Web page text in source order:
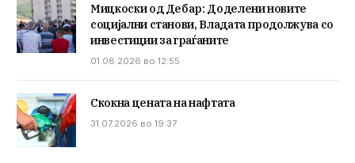
Мицкоски од Дебар: Доделени новите
социјални станови, Владата продолжува со
инвестиции за граѓаните
01.08.2026 во 12:55
Скокна цената на нафтата
31.07.2026 во 19:37